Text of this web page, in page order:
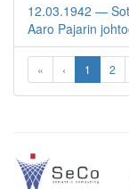
12.03.1942 —
Aaro Pajarin
« ‹ 1 2